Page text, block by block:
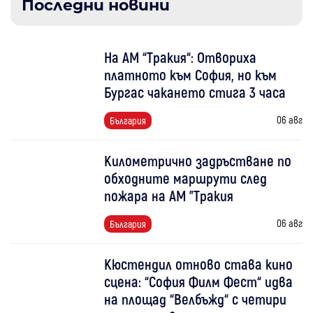
Последни новини
На АМ “Тракия“: Отвориха
платното към София, но към
Бургас чакането стига 3 часа
България 06 авг
Километрично задръстване по
обходните маршрути след
пожара на АМ "Тракия
България 06 авг
Кюстендил отново става кино
сцена: “София Филм Фест“ идва
на площад “Велбъжд“ с четири